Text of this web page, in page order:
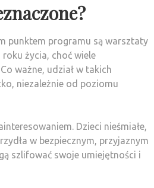
punktem programu są warsztaty
życia, choć wiele
ważne, udział w takich
niezależnie od poziomu
Dzieci nieśmiałe,
w bezpiecznym, przyjaznym
szlifować swoje umiejętności i